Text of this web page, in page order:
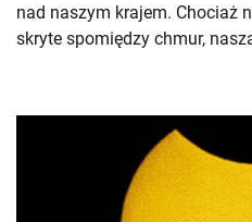
nad naszym krajem. Chociaż
skryte spomiędzy chmur,